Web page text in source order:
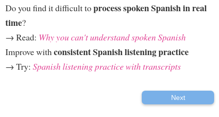
Do you find it difficult toprocess spoken Spanish in real
time?
→ Read: Why you can't understand spoken Spanish
Improve with consistent Spanish listening practice
→ Try: Spanish listening practice with transcripts
Next